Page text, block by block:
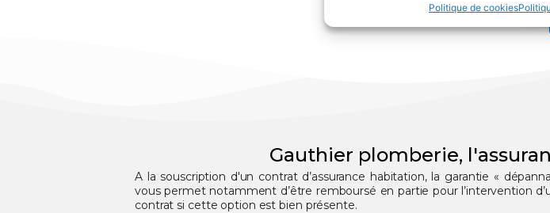
Politique de cookies
Gauthier plomberie,
A la souscription d'un contrat d’assurance habitation, la garantie «
vous permet notamment d’être remboursé en partie pour l’intervention
contrat si cette option est bien présente.